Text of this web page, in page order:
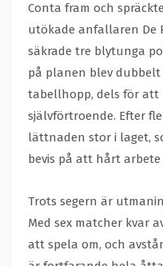
Conta fram och
utökade anfallaren De
säkrade tre blytunga
på planen blev
tabellhopp, dels för
självförtroende. Efter
lättnaden stor i laget,
bevis på att hårt
Trots segern är
Med sex matcher kvar
att spela om, och